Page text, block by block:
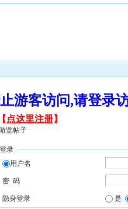
止游客访问,请登
【 点这里注册】
览帖子
登录
用户名
密 码
隐身登录 是